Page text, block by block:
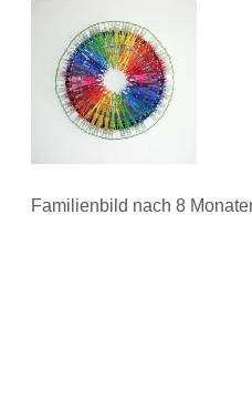
Familienbild nach 8